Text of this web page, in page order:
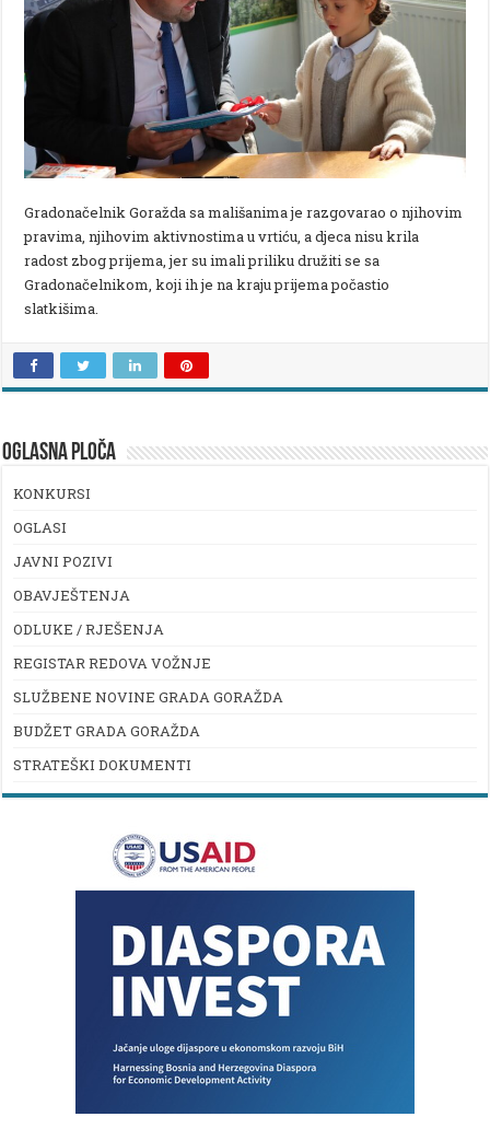
Gradonačelnik Goražda sa mališanima je razgovarao o njihovim
pravima, njihovim aktivnostima u vrtiću, a djeca nisu krila
radost zbog prijema, jer su imali priliku družiti se sa
Gradonačelnikom, koji ih je na kraju prijema počastio
slatkišima.
OGLASNA PLOČA
KONKURSI
OGLASI
JAVNI POZIVI
OBAVJEŠTENJA
ODLUKE / RJEŠENJA
REGISTAR REDOVA VOŽNJE
SLUŽBENE NOVINE GRADA GORAŽDA
BUDŽET GRADA GORAŽDA
STRATEŠKI DOKUMENTI